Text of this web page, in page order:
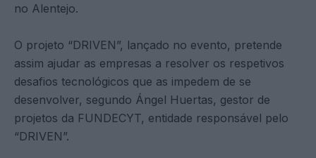
no Alentejo.
O projeto “DRIVEN”, lançado no evento, pretende
assim ajudar as empresas a resolver os respetivos
desafios tecnológicos que as impedem de se
desenvolver, segundo Ángel Huertas, gestor de
projetos da FUNDECYT, entidade responsável pelo
“DRIVEN”.